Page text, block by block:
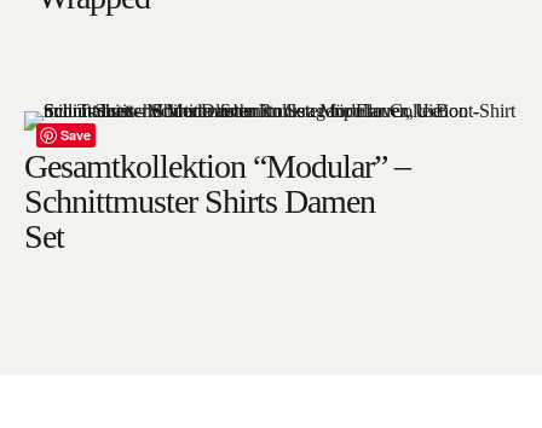
Save
Gesamtkollektion “Modular” –
Schnittmuster Shirts Damen
Set